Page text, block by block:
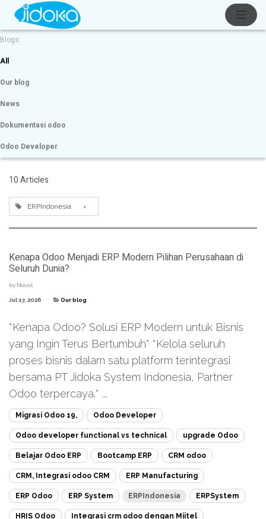
Blogs:
All
Our blog
News
Dokumentasi odoo
Odoo Developer
10 Articles
ERPIndonesia ×
Kenapa Odoo Menjadi ERP Modern Pilihan Perusahaan di
Seluruh Dunia?
by Noval
Jul 17, 2026 Our blog
*Kenapa Odoo? Solusi ERP Modern untuk Bisnis
yang Ingin Terus Bertumbuh* *Kelola seluruh
proses bisnis dalam satu platform terintegrasi
bersama PT Jidoka System Indonesia, Partner
Odoo terpercaya.* ...
Migrasi Odoo 19, Odoo Developer
Odoo developer functional vs technical upgrade Odoo
Belajar Odoo ERP Bootcamp ERP CRM odoo
CRM, Integrasi odoo CRM ERP Manufacturing
ERP Odoo ERP System ERPIndonesia ERPSystem
HRIS Odoo Integrasi crm odoo dengan Miitel